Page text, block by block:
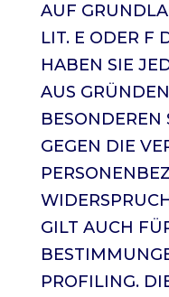
AUF
LIT. E ODER F
HABEN SIE
AUS
BESONDEREN
GEGEN DIE
GILT AUCH
PROFILING.